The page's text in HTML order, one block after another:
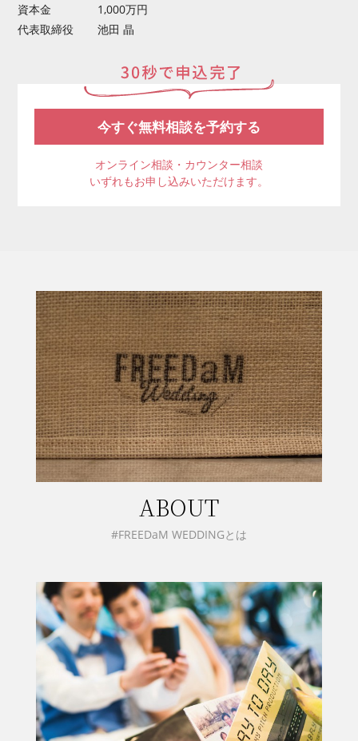
資本金
1,000万円
代表取締役
池田 晶
今すぐ無料相談を予約する
オンライン相談・カウンター相談
いずれもお申し込みいただけます。
ABOUT
#FREEDaM WEDDINGとは